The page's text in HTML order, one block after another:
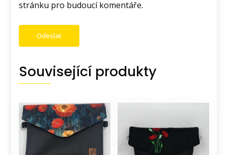
stránku pro budoucí komentáře.
Související produkty